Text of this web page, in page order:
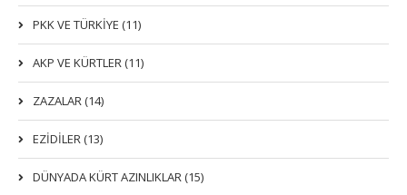
PKK VE TÜRKIYE (11)
AKP VE KÜRTLER (11)
ZAZALAR (14)
EZIDILER (13)
DÜNYADA KÜRT AZINLIKLAR (15)